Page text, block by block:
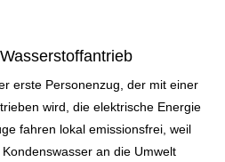
erste Personenzug, der mit einer
wird, die elektrische Energie
fahren lokal emissionsfrei, weil
an die Umwelt